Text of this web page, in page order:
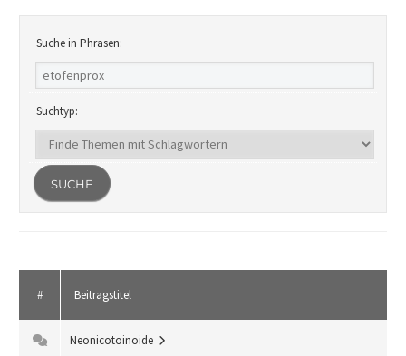
Suche in Phrasen:
Suchtyp:
# Beitragstitel
Neonicotoinoide